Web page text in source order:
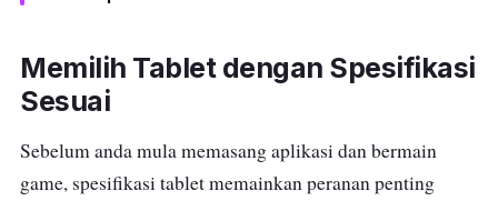
Memilih Tablet dengan Spesifikasi
Sesuai
Sebelum anda mula memasang aplikasi dan bermain
game, spesifikasi tablet memainkan peranan penting